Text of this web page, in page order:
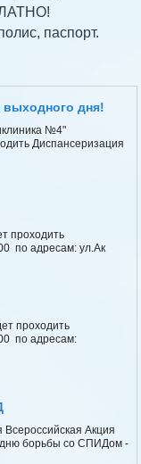
паспорт.
выходного дня!
№4"
Диспансеризация
проходить
по адресам: ул.Ак
проходить
по адресам:
Акция
борьбы со СПИДом -